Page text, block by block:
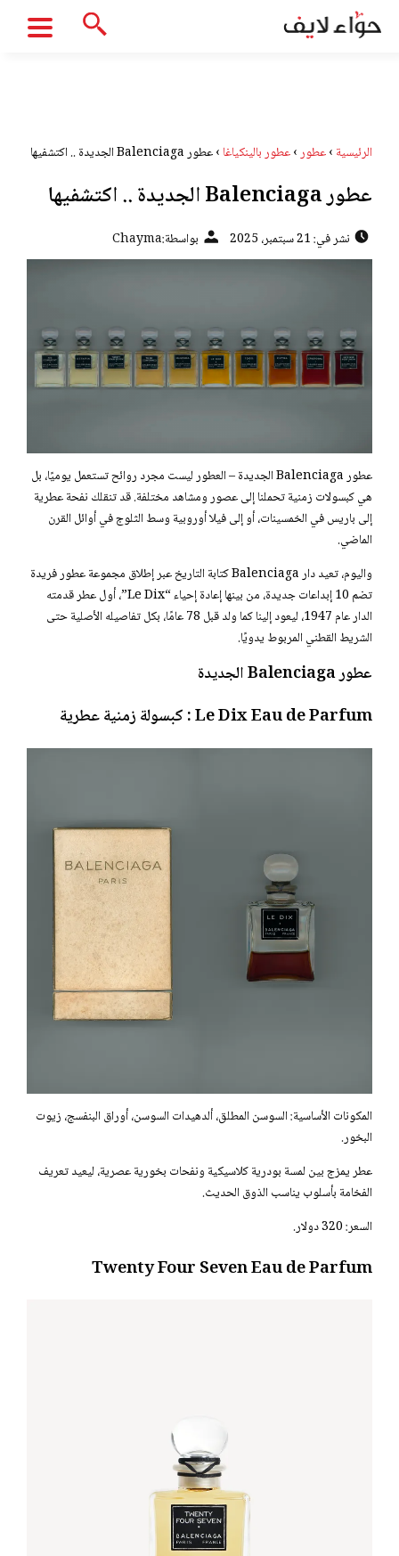
الرئيسية ›عطور›عطور بالينكياغا ›عطور Balenciaga الجديدة .. اكتشفيها
عطور Balenciaga الجديدة .. اكتشفيها
نشر في: 21 سبتمبر، 2025 بواسطة:Chayma
عطور Balenciaga الجديدة – العطور ليست مجرد روائح تستعمل يوميًا، بل
هي كبسولات زمنية تحملنا إلى عصور ومشاهد مختلفة. قد تنقلك نفحة عطرية
إلى باريس في الخمسينات، أو إلى فيلا أوروبية وسط الثلوج في أوائل القرن
الماضي.
واليوم، تعيد دار Balenciaga كتابة التاريخ عبر إطلاق مجموعة عطور فريدة
تضم 10 إبداعات جديدة، من بينها إعادة إحياء “Le Dix”، أول عطر قدمته
الدار عام 1947، ليعود إلينا كما ولد قبل 78 عامًا، بكل تفاصيله الأصلية حتى
الشريط القطني المربوط يدويًا.
عطور Balenciaga الجديدة
Le Dix Eau de Parfum : كبسولة زمنية عطرية
المكونات الأساسية: السوسن المطلق، ألدهيدات السوسن، أوراق البنفسج، زيوت
البخور.
عطر يمزج بين لمسة بودرية كلاسيكية ونفحات بخورية عصرية، ليعيد تعريف
الفخامة بأسلوب يناسب الذوق الحديث.
السعر: 320 دولار.
Twenty Four Seven Eau de Parfum